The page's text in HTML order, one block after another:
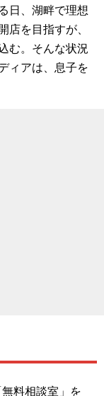
日、湖畔で理想
を目指すが、
む。そんな状況
ィアは、息子を
料相談室」を